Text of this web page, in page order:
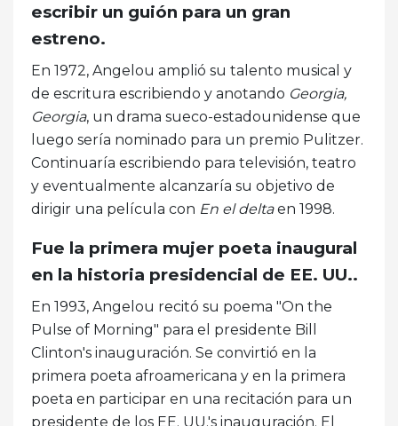
escribir un guión para un gran
estreno.
En 1972, Angelou amplió su talento musical y
de escritura escribiendo y anotando Georgia,
Georgia, un drama sueco-estadounidense que
luego sería nominado para un premio Pulitzer.
Continuaría escribiendo para televisión, teatro
y eventualmente alcanzaría su objetivo de
dirigir una película con En el deltaen 1998.
Fue la primera mujer poeta inaugural
en la historia presidencial de EE. UU..
En 1993, Angelou recitó su poema "On the
Pulse of Morning" para el presidente Bill
Clinton's inauguración. Se convirtió en la
primera poeta afroamericana y en la primera
poeta en participar en una recitación para un
presidente de los EE. UU.'s inauguración. El